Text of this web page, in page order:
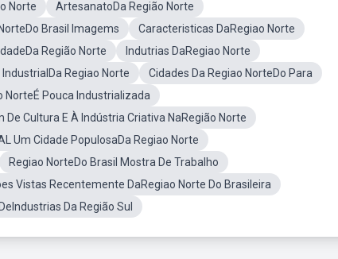
Norte
ArtesanatoDa Região Norte
Brasil Imagems
Caracteristicas DaRegiao Norte
Região Norte
Indutrias DaRegiao Norte
Regiao Norte
Cidades Da Regiao NorteDo Para
NorteÉ Pouca Industrializada
De Cultura E À Indústria Criativa NaRegião Norte
Um Cidade PopulosaDa Regiao Norte
Regiao NorteDo Brasil Mostra De Trabalho
Vistas Recentemente DaRegiao Norte Do Brasileira
Da Região Sul